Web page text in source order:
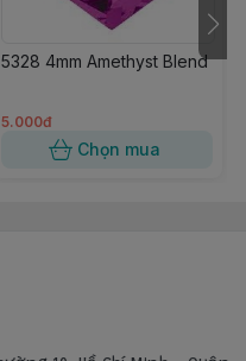
5328 4mm Amethyst Blend
5.000đ
Chọn mua